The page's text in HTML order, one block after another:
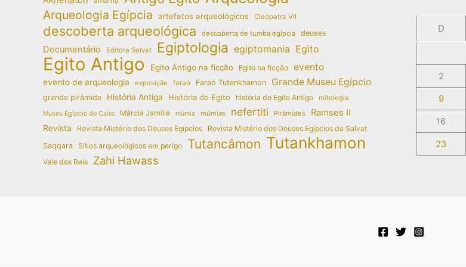
Arqueologia Egípcia artefatos arqueológicos Cleópatra VII
descoberta arqueológica descoberta de tumba egípcia deuses
Documentário Editora Salvat Egiptologia egiptomania Egito
Egito Antigo Egito Antigo na ficção Egito na ficção evento
evento de arqueologia exposição faraó Faraó Tutankhamon Grande Museu Egípcio
grande pirâmide História Antiga História do Egito história do Egito Antigo mitologia
Museu Egípcio do Cairo Márcia Jamille múmia múmias nefertiti Pirâmides Ramses II
Revista Revista Mistério dos Deuses Egípcios
Revista Mistério dos Deuses Egípcios da Salvat
Saqqara Sítios arqueológicos em perigo Tutancâmon Tutankhamon
Vale dos Reis Zahi Hawass
D
2
9
16
23